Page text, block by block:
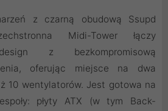
z czarną obudową Ssupd
Midi-Tower łączy
z bezkompromisową
oferując miejsce na dwa
10 wentylatorów. Jest gotowa na
płyty ATX (w tym Back-